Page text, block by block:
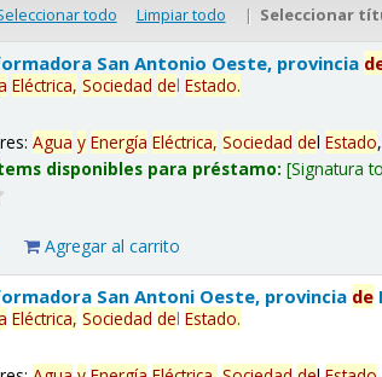
todo Limpiar todo | Seleccionar
San Antonio Oeste, provincia
Eléctrica, Sociedad delEstado.
Agua y Energía Eléctrica, Sociedad delEstado
disponibles para préstamo: Signatura
Agregar al carrito
San Antoni Oeste, provincia de
Eléctrica, Sociedad delEstado.